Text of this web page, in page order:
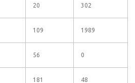
20 302
109 1989
56 0
181 48